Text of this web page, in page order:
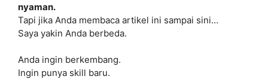
nyaman.
Tapi jika Anda membaca artikel ini sampai sini…
Saya yakin Anda berbeda.
Anda ingin berkembang.
Ingin punya skill baru.